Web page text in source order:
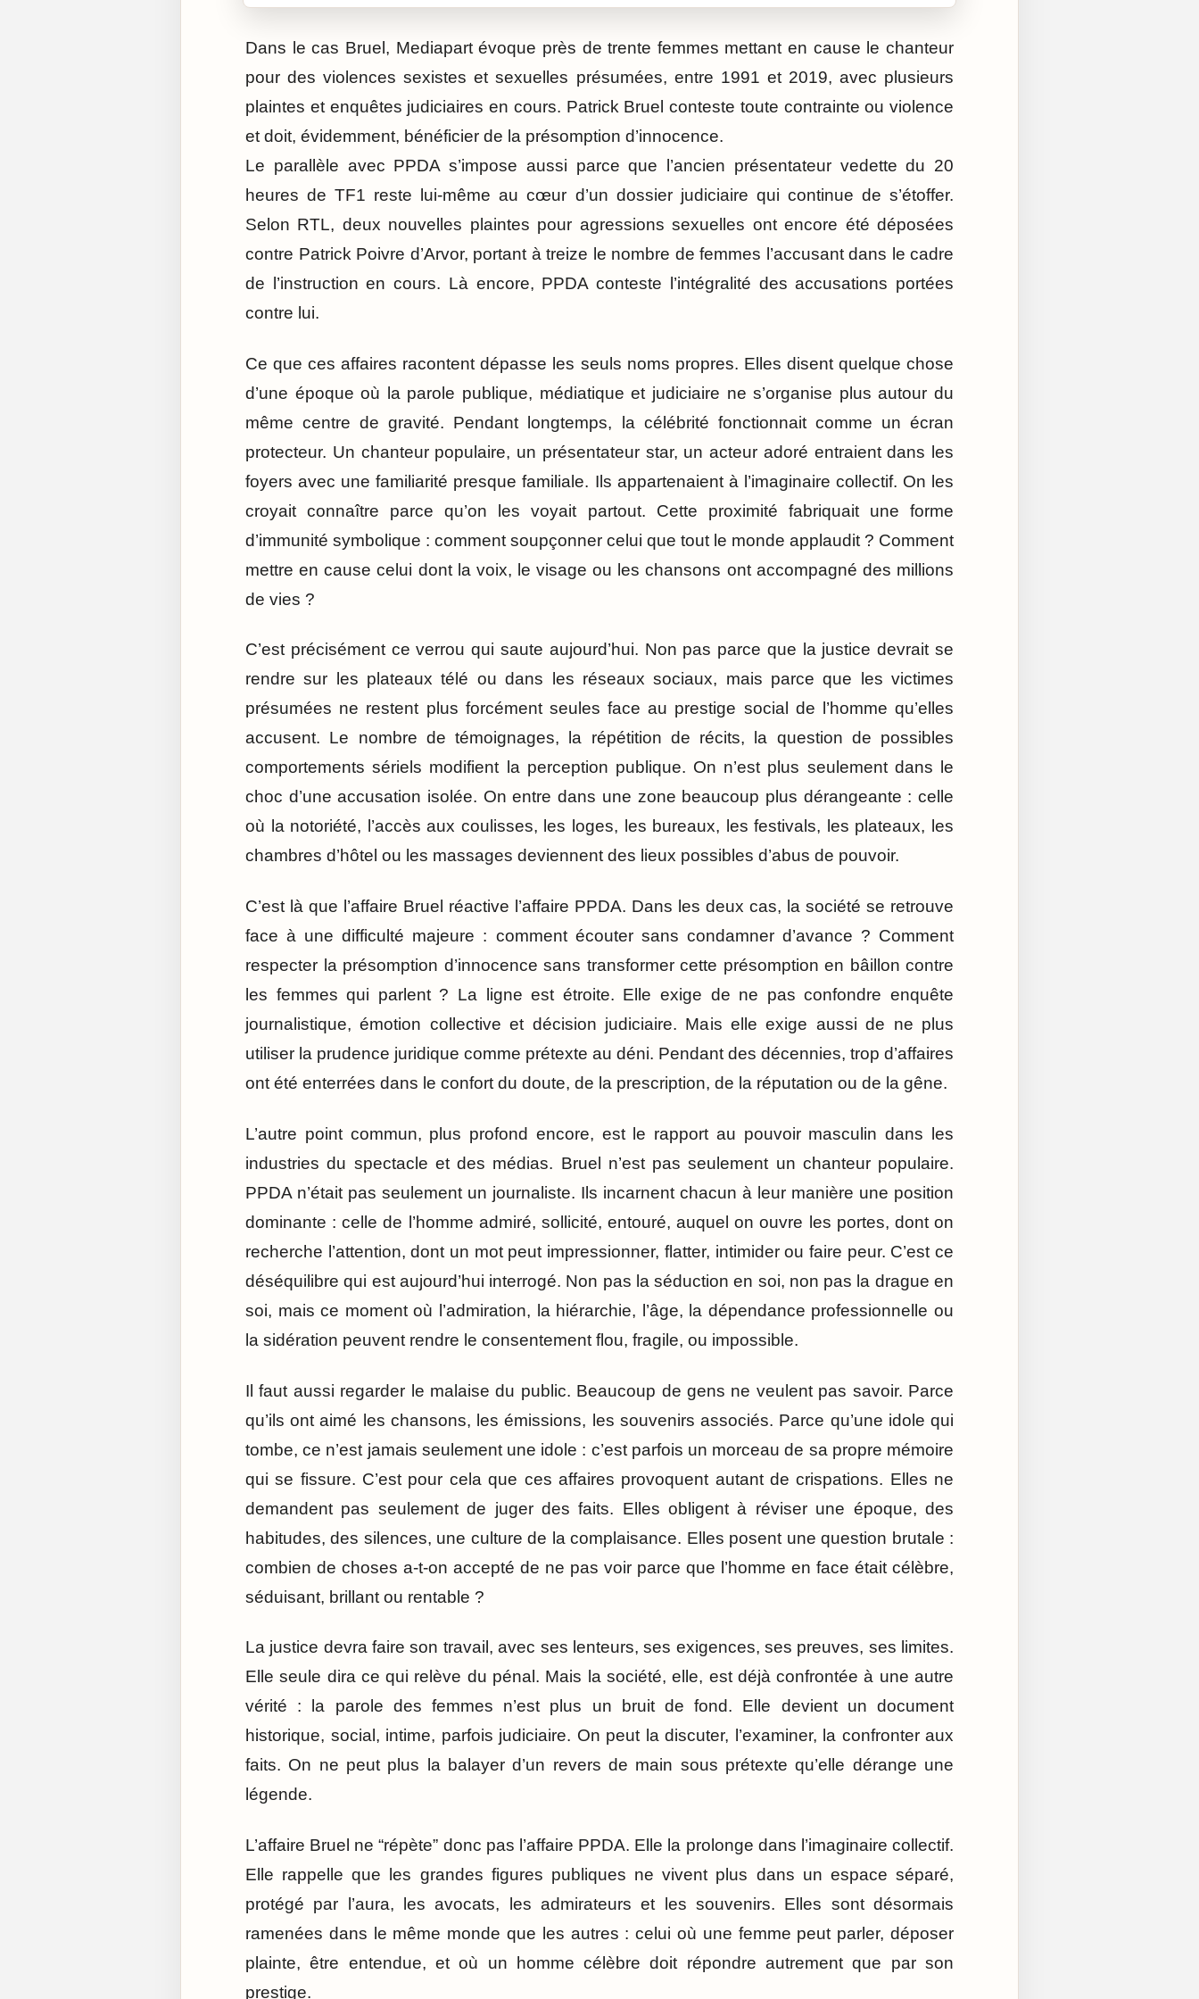
Dans le cas Bruel, Mediapart évoque près de trente femmes mettant en cause le chanteur
pour des violences sexistes et sexuelles présumées, entre 1991 et 2019, avec plusieurs
plaintes et enquêtes judiciaires en cours. Patrick Bruel conteste toute contrainte ou violence
et doit, évidemment, bénéficier de la présomption d’innocence.
Le parallèle avec PPDA s’impose aussi parce que l’ancien présentateur vedette du 20
heures de TF1 reste lui-même au cœur d’un dossier judiciaire qui continue de s’étoffer.
Selon RTL, deux nouvelles plaintes pour agressions sexuelles ont encore été déposées
contre Patrick Poivre d’Arvor, portant à treize le nombre de femmes l’accusant dans le cadre
de l’instruction en cours. Là encore, PPDA conteste l’intégralité des accusations portées
contre lui.
Ce que ces affaires racontent dépasse les seuls noms propres. Elles disent quelque chose
d’une époque où la parole publique, médiatique et judiciaire ne s’organise plus autour du
même centre de gravité. Pendant longtemps, la célébrité fonctionnait comme un écran
protecteur. Un chanteur populaire, un présentateur star, un acteur adoré entraient dans les
foyers avec une familiarité presque familiale. Ils appartenaient à l’imaginaire collectif. On les
croyait connaître parce qu’on les voyait partout. Cette proximité fabriquait une forme
d’immunité symbolique : comment soupçonner celui que tout le monde applaudit ? Comment
mettre en cause celui dont la voix, le visage ou les chansons ont accompagné des millions
de vies ?
C’est précisément ce verrou qui saute aujourd’hui. Non pas parce que la justice devrait se
rendre sur les plateaux télé ou dans les réseaux sociaux, mais parce que les victimes
présumées ne restent plus forcément seules face au prestige social de l’homme qu’elles
accusent. Le nombre de témoignages, la répétition de récits, la question de possibles
comportements sériels modifient la perception publique. On n’est plus seulement dans le
choc d’une accusation isolée. On entre dans une zone beaucoup plus dérangeante : celle
où la notoriété, l’accès aux coulisses, les loges, les bureaux, les festivals, les plateaux, les
chambres d’hôtel ou les massages deviennent des lieux possibles d’abus de pouvoir.
C’est là que l’affaire Bruel réactive l’affaire PPDA. Dans les deux cas, la société se retrouve
face à une difficulté majeure : comment écouter sans condamner d’avance ? Comment
respecter la présomption d’innocence sans transformer cette présomption en bâillon contre
les femmes qui parlent ? La ligne est étroite. Elle exige de ne pas confondre enquête
journalistique, émotion collective et décision judiciaire. Mais elle exige aussi de ne plus
utiliser la prudence juridique comme prétexte au déni. Pendant des décennies, trop d’affaires
ont été enterrées dans le confort du doute, de la prescription, de la réputation ou de la gêne.
L’autre point commun, plus profond encore, est le rapport au pouvoir masculin dans les
industries du spectacle et des médias. Bruel n’est pas seulement un chanteur populaire.
PPDA n’était pas seulement un journaliste. Ils incarnent chacun à leur manière une position
dominante : celle de l’homme admiré, sollicité, entouré, auquel on ouvre les portes, dont on
recherche l’attention, dont un mot peut impressionner, flatter, intimider ou faire peur. C’est ce
déséquilibre qui est aujourd’hui interrogé. Non pas la séduction en soi, non pas la drague en
soi, mais ce moment où l’admiration, la hiérarchie, l’âge, la dépendance professionnelle ou
la sidération peuvent rendre le consentement flou, fragile, ou impossible.
Il faut aussi regarder le malaise du public. Beaucoup de gens ne veulent pas savoir. Parce
qu’ils ont aimé les chansons, les émissions, les souvenirs associés. Parce qu’une idole qui
tombe, ce n’est jamais seulement une idole : c’est parfois un morceau de sa propre mémoire
qui se fissure. C’est pour cela que ces affaires provoquent autant de crispations. Elles ne
demandent pas seulement de juger des faits. Elles obligent à réviser une époque, des
habitudes, des silences, une culture de la complaisance. Elles posent une question brutale :
combien de choses a-t-on accepté de ne pas voir parce que l’homme en face était célèbre,
séduisant, brillant ou rentable ?
La justice devra faire son travail, avec ses lenteurs, ses exigences, ses preuves, ses limites.
Elle seule dira ce qui relève du pénal. Mais la société, elle, est déjà confrontée à une autre
vérité : la parole des femmes n’est plus un bruit de fond. Elle devient un document
historique, social, intime, parfois judiciaire. On peut la discuter, l’examiner, la confronter aux
faits. On ne peut plus la balayer d’un revers de main sous prétexte qu’elle dérange une
légende.
L’affaire Bruel ne “répète” donc pas l’affaire PPDA. Elle la prolonge dans l’imaginaire collectif.
Elle rappelle que les grandes figures publiques ne vivent plus dans un espace séparé,
protégé par l’aura, les avocats, les admirateurs et les souvenirs. Elles sont désormais
ramenées dans le même monde que les autres : celui où une femme peut parler, déposer
plainte, être entendue, et où un homme célèbre doit répondre autrement que par son
prestige.